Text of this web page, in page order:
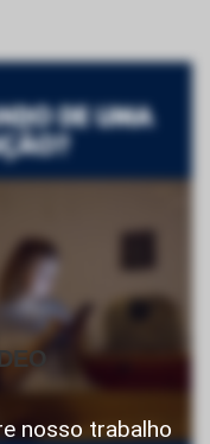
nosso trabalho